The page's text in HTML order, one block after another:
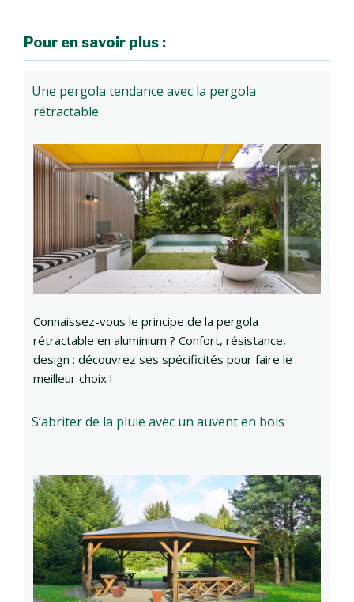
Pour en savoir plus :
Une pergola tendance avec la pergola
rétractable
Connaissez-vous le principe de la pergola
rétractable en aluminium ? Confort, résistance,
design : découvrez ses spécificités pour faire le
meilleur choix !
S’abriter de la pluie avec un auvent en bois